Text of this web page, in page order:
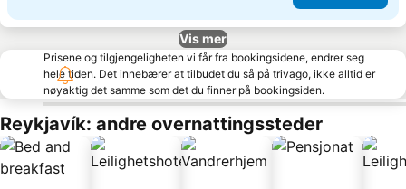
Vis mer
Prisene og tilgjengeligheten vi får fra bookingsidene, endrer seg
hele tiden. Det innebærer at tilbudet du så på trivago, ikke alltid er
nøyaktig det samme som det du finner på bookingsiden.
Reykjavík: andre overnattingssteder